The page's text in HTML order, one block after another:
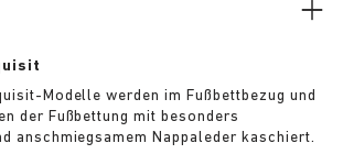
Modelle werden im Fußbettbezug und
der Fußbettung mit besonders
anschmiegsamem Nappaleder kaschiert.